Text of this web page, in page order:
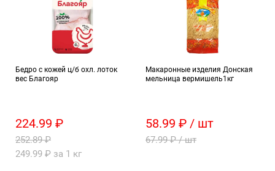
Бедро с кожей ц/б охл. лоток
вес Благояр
224.99 ₽
252.89 ₽
249.99 ₽ за 1 кг
Макаронные изделия Донская
мельница вермишель1кг
58.99 ₽ / шт
67.99 ₽ / шт